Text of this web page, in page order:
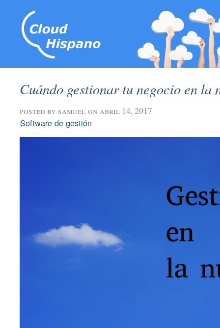
Cuándo gestionar tu negocio en la
posted by samuel on abril 14, 2017
Software de gestión